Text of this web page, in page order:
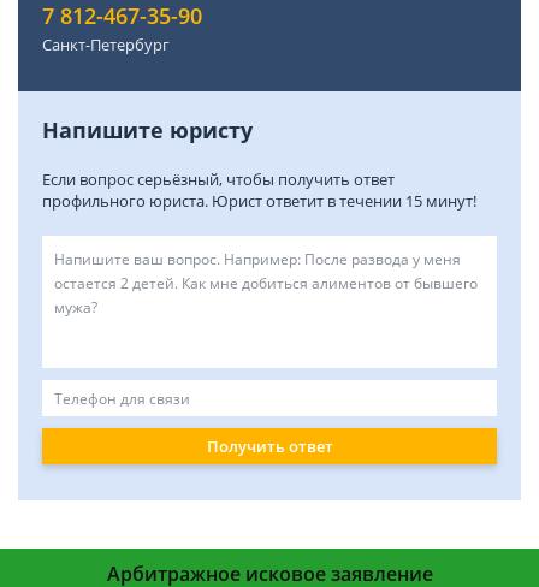
7 812-467-35-90
Санкт-Петербург
Напишите юристу
Если вопрос серьёзный, чтобы получить ответ
профильного юриста. Юрист ответит в течении 15 минут!
Получить ответ
Арбитражное исковое заявление